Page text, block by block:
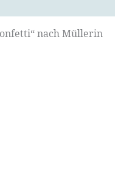
nach Müllerin